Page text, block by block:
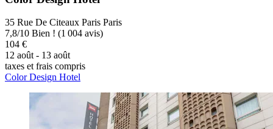
35 Rue De Citeaux Paris Paris
7,8/10 Bien ! (1 004 avis)
104 €
12 août - 13 août
taxes et frais compris
Color Design Hotel